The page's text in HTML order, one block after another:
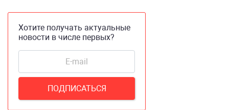
Хотите получать актуальные
новости в числе первых?